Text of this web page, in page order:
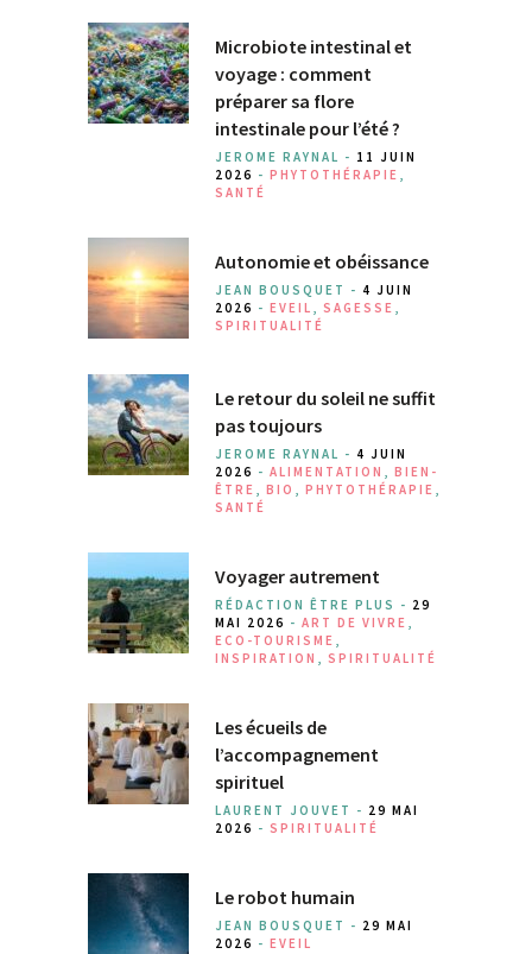
Microbiote intestinal et
voyage : comment
préparer sa flore
intestinale pour l’été ?
JEROME RAYNAL - 11 JUIN
2026 - PHYTOTHÉRAPIE ,
SANTÉ
Autonomie et obéissance
JEAN BOUSQUET - 4 JUIN
2026 - EVEIL , SAGESSE ,
SPIRITUALITÉ
Le retour du soleil ne suffit
pas toujours
JEROME RAYNAL - 4 JUIN
2026 - ALIMENTATION , BIEN-
ÊTRE , BIO , PHYTOTHÉRAPIE ,
SANTÉ
Voyager autrement
RÉDACTION ÊTRE PLUS - 29
MAI 2026 - ART DE VIVRE ,
ECO-TOURISME ,
INSPIRATION , SPIRITUALITÉ
Les écueils de
l’accompagnement
spirituel
LAURENT JOUVET - 29 MAI
2026 - SPIRITUALITÉ
Le robot humain
JEAN BOUSQUET - 29 MAI
2026 - EVEIL